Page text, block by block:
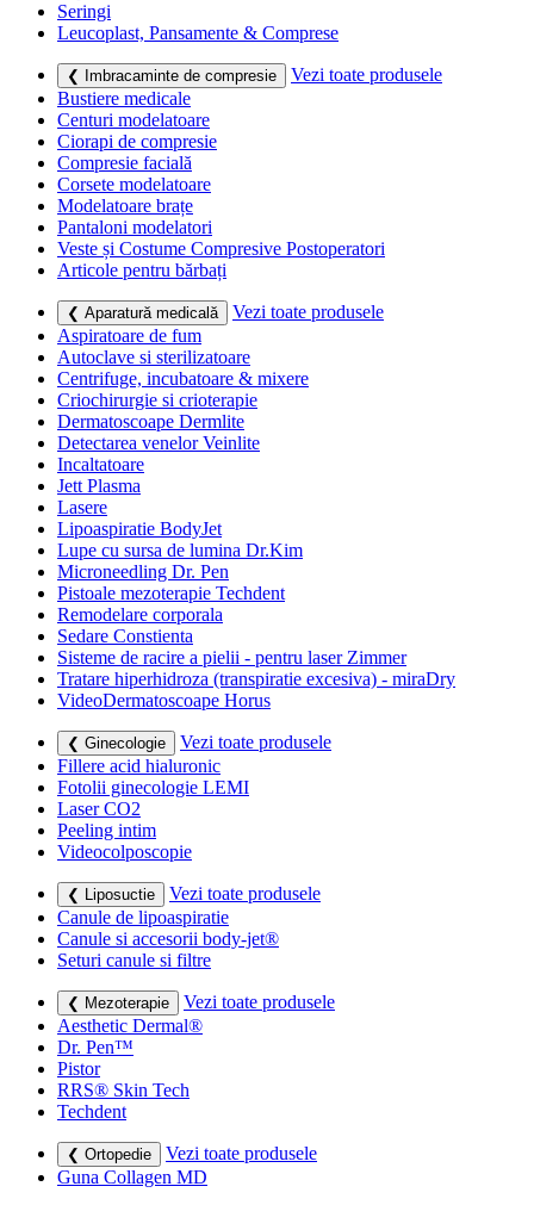
Seringi
Leucoplast, Pansamente & Comprese
❮ Imbracaminte de compresie
Vezi toate produsele
Bustiere medicale
Centuri modelatoare
Ciorapi de compresie
Compresie facială
Corsete modelatoare
Modelatoare brațe
Pantaloni modelatori
Veste și Costume Compresive Postoperatori
Articole pentru bărbați
❮ Aparatură medicală
Vezi toate produsele
Aspiratoare de fum
Autoclave si sterilizatoare
Centrifuge, incubatoare & mixere
Criochirurgie si crioterapie
Dermatoscoape Dermlite
Detectarea venelor Veinlite
Incaltatoare
Jett Plasma
Lasere
Lipoaspiratie BodyJet
Lupe cu sursa de lumina Dr.Kim
Microneedling Dr. Pen
Pistoale mezoterapie Techdent
Remodelare corporala
Sedare Constienta
Sisteme de racire a pielii - pentru laser Zimmer
Tratare hiperhidroza (transpiratie excesiva) - miraDry
VideoDermatoscoape Horus
❮ Ginecologie
Vezi toate produsele
Fillere acid hialuronic
Fotolii ginecologie LEMI
Laser CO2
Peeling intim
Videocolposcopie
❮ Liposuctie
Vezi toate produsele
Canule de lipoaspiratie
Canule si accesorii body-jet®
Seturi canule si filtre
❮ Mezoterapie
Vezi toate produsele
Aesthetic Dermal®
Dr. Pen™
Pistor
RRS® Skin Tech
Techdent
❮ Ortopedie
Vezi toate produsele
Guna Collagen MD